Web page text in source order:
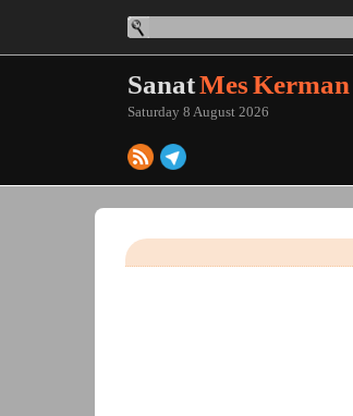
SanatMes Kerman
Saturday 8 August 2026